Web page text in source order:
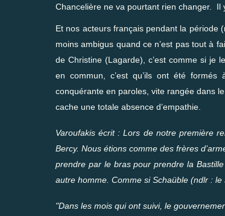
Chancelière ne va pourtant rien changer. Il
Et nos acteurs français pendant la période
moins ambigus quand ce n’est pas tout à
de Christine (Lagarde), c’est comme si je
en commun, c’est qu’ils ont été
conquérante en paroles, vite rangée dans
cache une totale absence d’empathie.
Varoufakis écrit : Lors de notre première
Bercy. Nous étions comme des frères
prendre par le bras pour prendre la
autre homme. Comme si Schaüble (ndlr :
"Dans les mois qui ont suivi, le